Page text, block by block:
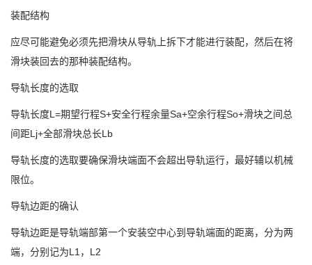
装配结构
应尽可能避免必须先把滑块从导轨上拆下才能进行装配，然后在将
滑块装回去的那种装配结构。
导轨长度的选取
导轨长度L=期望行程S+安全行程余量Sa+空余行程So+滑块之间总
间距Lj+全部滑块总长Lb
导轨长度的选取要确保滑块端面不会超出导轨运行，最好辅以机械
限位。
导轨边距的确认
导轨边距是导轨端部第一个安装空中心到导轨端面的距离，分为两
端，分别记为L1，L2